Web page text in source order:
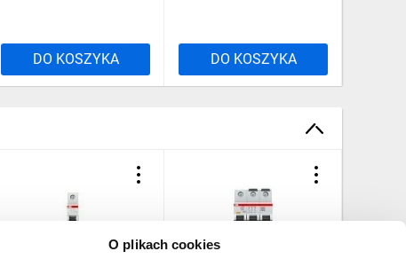
O plikach cookies
DO KOSZYKA DO KOSZYKA